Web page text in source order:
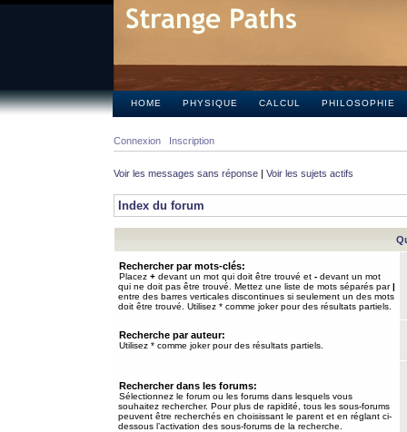
HOME PHYSIQUE CALCUL PHILOSOPHIE
Connexion Inscription
Voir les messages sans réponse | Voir les sujets actifs
Index du forum
Rechercher par mots-clés:
Placez + devant un mot qui doit être trouvé et - devant un mot
qui ne doit pas être trouvé. Mettez une liste de mots séparés par|
entre des barres verticales discontinues si seulement un des mots
doit être trouvé. Utilisez * comme joker pour des résultats partiels.
Recherche par auteur:
Utilisez * comme joker pour des résultats partiels.
Rechercher dans les forums:
Sélectionnez le forum ou les forums dans lesquels vous
souhaitez rechercher. Pour plus de rapidité, tous les sous-forums
peuvent être recherchés en choisissant le parent et en réglant ci-
dessous l’activation des sous-forums de la recherche.